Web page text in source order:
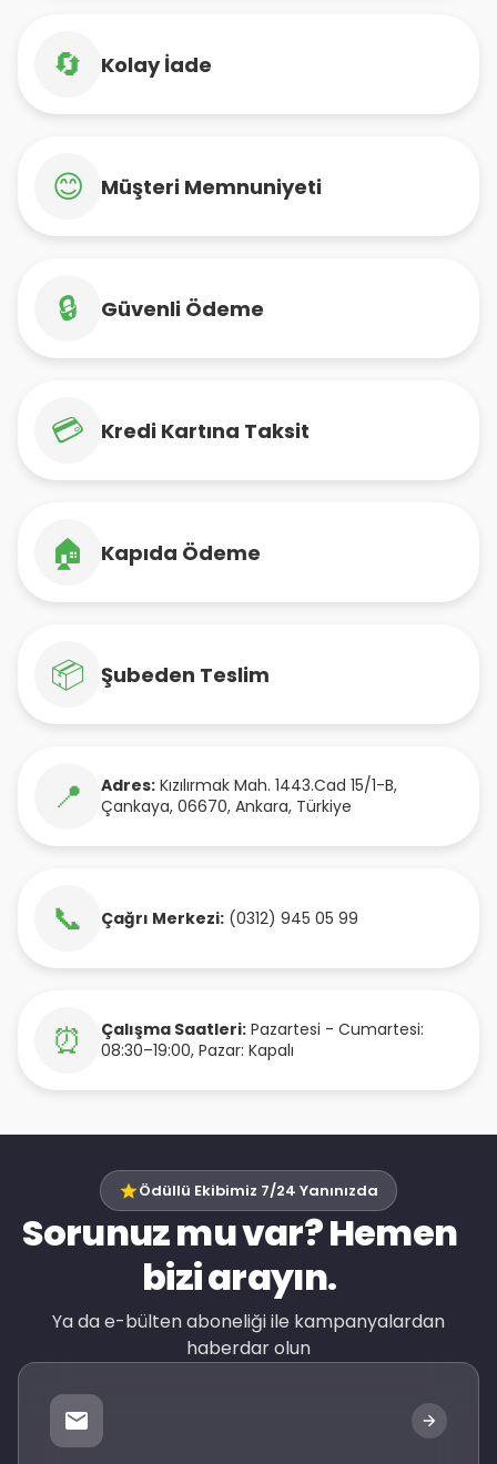
🔄 Kolay İade
😊 Müşteri Memnuniyeti
🔒 Güvenli Ödeme
💳 Kredi Kartına Taksit
🏠 Kapıda Ödeme
📦 Şubeden Teslim
📍 Adres: Kızılırmak Mah. 1443.Cad 15/1-B,
Çankaya, 06670, Ankara, Türkiye
📞 Çağrı Merkezi: (0312) 945 05 99
⏰ Çalışma Saatleri: Pazartesi - Cumartesi:
08:30–19:00, Pazar: Kapalı
Ödüllü Ekibimiz 7/24 Yanınızda
Sorunuz mu var? Hemen
bizi arayın.
Ya da e-bülten aboneliği ile kampanyalardan
haberdar olun